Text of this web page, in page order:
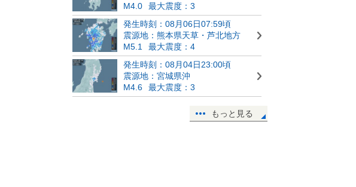
M4.0
最大震度：3
発生時刻：08月06日07:59頃
震源地：熊本県天草・芦北地方
M5.1
最大震度：4
発生時刻：08月04日23:00頃
震源地：宮城県沖
M4.6
最大震度：3
もっと見る